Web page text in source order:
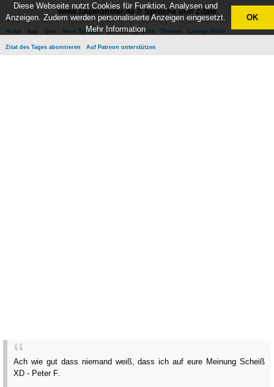
www.likemonster.de // Sprüche und Zitate
Home App Quiz Neue Sprüche Beliebte Sprüche Themen Lustige Witze
Zitat des Tages abonnieren Auf Patreon unterstützen
Ach wie gut dass niemand weiß, dass ich auf eure Meinung Scheiß
XD - Peter F.
Diese Webseite nutzt Cookies für Funktion, Analysen und
Anzeigen. Zudem werden personalisierte Anzeigen eingesetzt.
Mehr Information
OK